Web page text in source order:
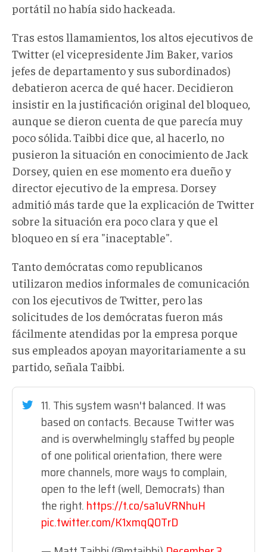
portátil no había sido hackeada.
Tras estos llamamientos, los altos ejecutivos de
Twitter (el vicepresidente Jim Baker, varios
jefes de departamento y sus subordinados)
debatieron acerca de qué hacer. Decidieron
insistir en la justificación original del bloqueo,
aunque se dieron cuenta de que parecía muy
poco sólida. Taibbi dice que, al hacerlo, no
pusieron la situación en conocimiento de Jack
Dorsey, quien en ese momento era dueño y
director ejecutivo de la empresa. Dorsey
admitió más tarde que la explicación de Twitter
sobre la situación era poco clara y que el
bloqueo en sí era "inaceptable".
Tanto demócratas como republicanos
utilizaron medios informales de comunicación
con los ejecutivos de Twitter, pero las
solicitudes de los demócratas fueron más
fácilmente atendidas por la empresa porque
sus empleados apoyan mayoritariamente a su
partido, señala Taibbi.
11. This system wasn't balanced. It was
based on contacts. Because Twitter was
and is overwhelmingly staffed by people
of one political orientation, there were
more channels, more ways to complain,
open to the left (well, Democrats) than
the right.https://t.co/sa1uVRNhuH
pic.twitter.com/K1xmqQ0TrD